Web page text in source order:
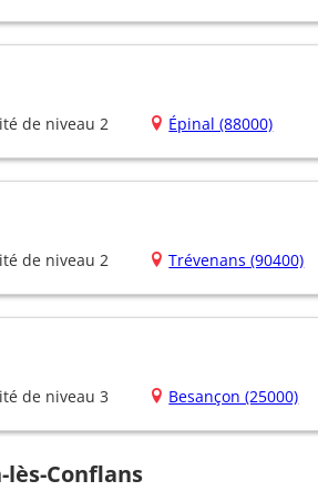
de niveau 2 Épinal (88000)
de niveau 2 Trévenans (90400)
de niveau 3 Besançon (25000)
lès-Conflans